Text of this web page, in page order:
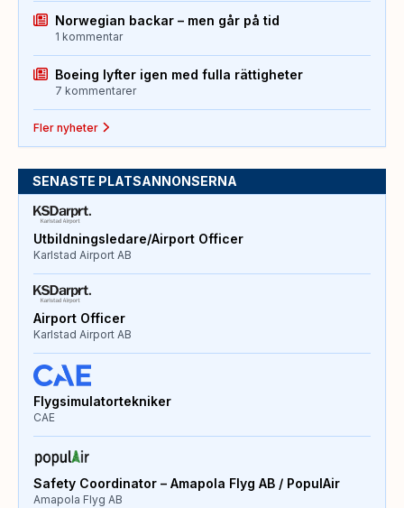
Norwegian backar – men går på tid
1 kommentar
Boeing lyfter igen med fulla rättigheter
7 kommentarer
Fler nyheter
SENASTE PLATSANNONSERNA
Utbildningsledare/Airport Officer
Karlstad Airport AB
Airport Officer
Karlstad Airport AB
Flygsimulatortekniker
CAE
Safety Coordinator – Amapola Flyg AB / PopulAir
Amapola Flyg AB